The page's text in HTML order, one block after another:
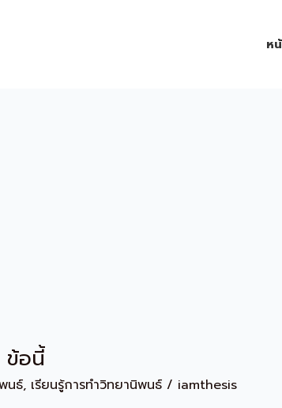
ห
ข้อนี้
นธ์, เรียนรู้การทำวิทยานิพนธ์/ iamthesis